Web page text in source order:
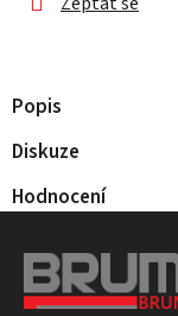
Popis
Diskuze
Hodnocení